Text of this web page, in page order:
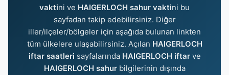
vaktini ve HAIGERLOCH sahur vaktini bu
sayfadan takip edebilirsiniz. Diğer
iller/ilçeler/bölgeler için aşağıda bulunan linkten
tüm ülkelere ulaşabilirsiniz. Açılan HAIGERLOCH
iftar saatleri sayfalarında HAIGERLOCH iftarve
HAIGERLOCH sahurbilgilerinin dışında